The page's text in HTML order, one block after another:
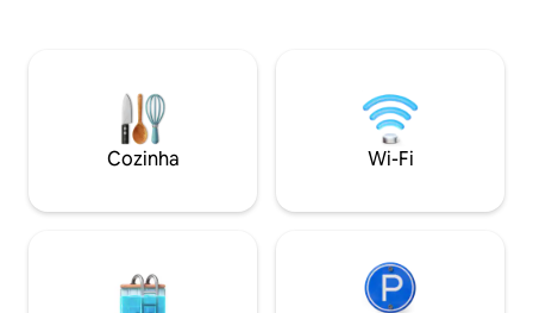
MASSAGEM relaxante para conforto
após um longo dia. Inclui cozinha
completa, lavanderia e secadora na
Desfrute de
de
observa as
vasto vale.
Cozinha Wi-Fi